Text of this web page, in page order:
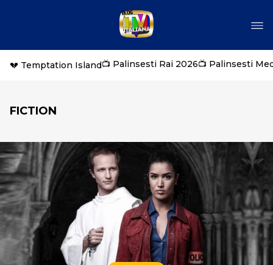
💔 Temptation Island📺 Palinsesti Rai 2026📺 Palinsesti
FICTION